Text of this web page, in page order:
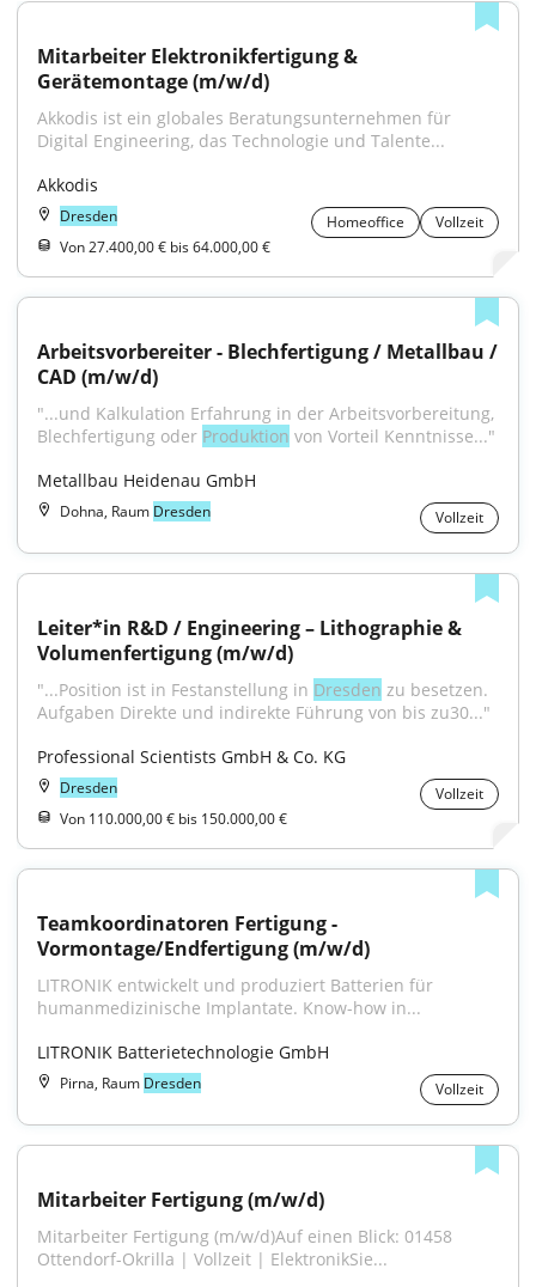
Mitarbeiter Elektronikfertigung &
Gerätemontage (m/w/d)
Akkodis ist ein globales Beratungsunternehmen für
Digital Engineering, das Technologie und Talente...
Akkodis
Dresden Homeoffice
Vollzeit
Von 27.400,00 € bis 64.000,00 €
Arbeitsvorbereiter - Blechfertigung / Metallbau /
CAD (m/w/d)
"...und Kalkulation Erfahrung in der Arbeitsvorbereitung,
Blechfertigung oder Produktion von Vorteil Kenntnisse..."
Metallbau Heidenau GmbH
Dohna, Raum Dresden Vollzeit
Leiter*in R&D / Engineering – Lithographie &
Volumenfertigung (m/w/d)
"...Position ist in Festanstellung in Dresden zu besetzen.
Aufgaben Direkte und indirekte Führung von bis zu30..."
Professional Scientists GmbH & Co. KG
Dresden
Vollzeit
Von 110.000,00 € bis 150.000,00 €
Teamkoordinatoren Fertigung -
Vormontage/Endfertigung (m/w/d)
LITRONIK entwickelt und produziert Batterien für
humanmedizinische Implantate. Know-how in...
LITRONIK Batterietechnologie GmbH
Pirna, Raum Dresden Vollzeit
Mitarbeiter Fertigung (m/w/d)
Mitarbeiter Fertigung (m/w/d)Auf einen Blick: 01458
Ottendorf-Okrilla | Vollzeit | ElektronikSie...